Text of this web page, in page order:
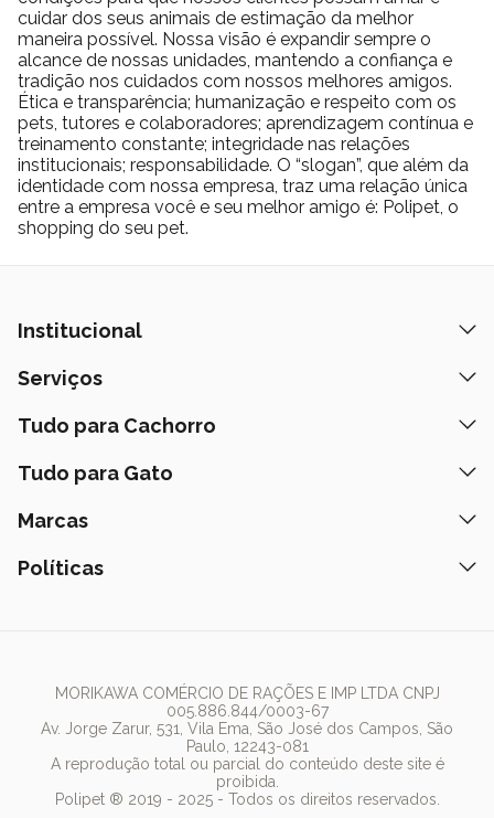
cuidar dos seus animais de estimação da melhor
maneira possível. Nossa visão é expandir sempre o
alcance de nossas unidades, mantendo a confiança e
tradição nos cuidados com nossos melhores amigos.
Ética e transparência; humanização e respeito com os
pets, tutores e colaboradores; aprendizagem contínua e
treinamento constante; integridade nas relações
institucionais; responsabilidade. O “slogan”, que além da
identidade com nossa empresa, traz uma relação única
entre a empresa você e seu melhor amigo é: Polipet, o
shopping do seu pet.
Institucional
Quem Somos
Prazos de Entrega
Fale Conosco
Lista de Desejos
Serviços
Banho e Tosa
Peça pelo Delivery
Assinatura Polipet
Tudo para Cachorro
Ração
Coleiras
Tudo para Gato
Ração
Marcas
Nexgard
Pedigree
Whiskas
Dog Chow
Royal Canin
Políticas
MORIKAWA COMÉRCIO DE RAÇÕES E IMP LTDA CNPJ
005.886.844/0003-67
Av. Jorge Zarur, 531, Vila Ema, São José dos Campos, São
Paulo, 12243-081
A reprodução total ou parcial do conteúdo deste site é
proibida.
Polipet ® 2019 - 2025 - Todos os direitos reservados.